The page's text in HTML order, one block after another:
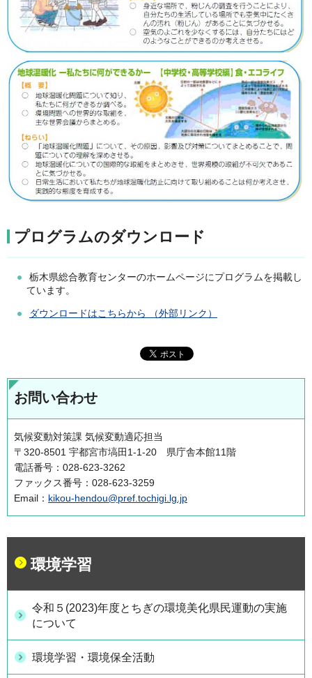
プログラムのダウンロード
栃木県総合教育センターのホームページにプログラムを掲載し
ています。
ダウンロードはこちらから （外部リンク）
お問い合わせ
気候変動対策課 気候変動適応担当
〒320-8501 宇都宮市塙田1-1-20 県庁舎本館11階
電話番号：028-623-3262
ファックス番号：028-623-3259
Email： kikou-hendou@pref.tochigi.lg.jp
環境学習
令和５(2023)年度とちぎの環境美化県民運動の実施
について
環境学習・環境保全活動